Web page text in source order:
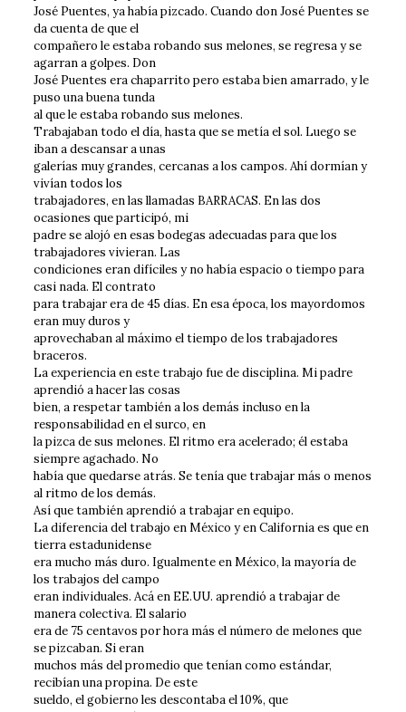
José Puentes, ya había pizcado. Cuando don José Puentes se
da cuenta de que el
compañero le estaba robando sus melones, se regresa y se
agarran a golpes. Don
José Puentes era chaparrito pero estaba bien amarrado, y le
puso una buena tunda
al que le estaba robando sus melones.
Trabajaban todo el día, hasta que se metía el sol. Luego se
iban a descansar a unas
galerías muy grandes, cercanas a los campos. Ahí dormían y
vivían todos los
trabajadores, en las llamadas BARRACAS. En las dos
ocasiones que participó, mi
padre se alojó en esas bodegas adecuadas para que los
trabajadores vivieran. Las
condiciones eran difíciles y no había espacio o tiempo para
casi nada. El contrato
para trabajar era de 45 días. En esa época, los mayordomos
eran muy duros y
aprovechaban al máximo el tiempo de los trabajadores
braceros.
La experiencia en este trabajo fue de disciplina. Mi padre
aprendió a hacer las cosas
bien, a respetar también a los demás incluso en la
responsabilidad en el surco, en
la pizca de sus melones. El ritmo era acelerado; él estaba
siempre agachado. No
había que quedarse atrás. Se tenía que trabajar más o menos
al ritmo de los demás.
Así que también aprendió a trabajar en equipo.
La diferencia del trabajo en México y en California es que en
tierra estadunidense
era mucho más duro. Igualmente en México, la mayoría de
los trabajos del campo
eran individuales. Acá en EE.UU. aprendió a trabajar de
manera colectiva. El salario
era de 75 centavos por hora más el número de melones que
se pizcaban. Si eran
muchos más del promedio que tenían como estándar,
recibían una propina. De este
sueldo, el gobierno les descontaba el 10%, que